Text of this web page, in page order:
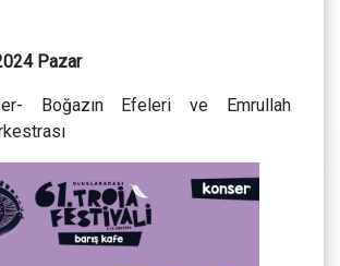
Pazar
Boğazın Efeleri ve Emrullah